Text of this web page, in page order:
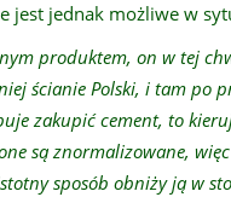
jest jednak możliwe w
produktem, on w tej
ścianie Polski, i tam po
zakupić cement, to
są znormalizowane,
sposób obniży ją w